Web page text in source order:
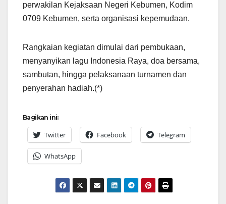
perwakilan Kejaksaan Negeri Kebumen, Kodim
0709 Kebumen, serta organisasi kepemudaan.
Rangkaian kegiatan dimulai dari pembukaan,
menyanyikan lagu Indonesia Raya, doa bersama,
sambutan, hingga pelaksanaan turnamen dan
penyerahan hadiah.(*)
Bagikan ini:
Twitter Facebook Telegram
WhatsApp